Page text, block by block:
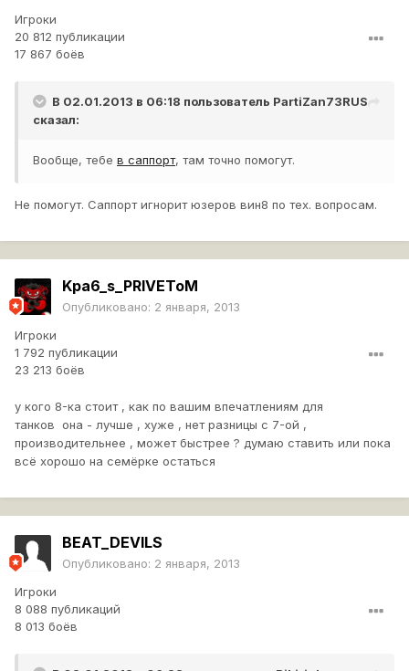
Игроки
20 812 публикации
17 867 боёв
В 02.01.2013 в 06:18 пользователь PartiZan73RUS
сказал:
Вообще, тебе в саппорт, там точно помогут.
Не помогут. Саппорт игнорит юзеров вин8 по тех. вопросам.
Kpa6_s_PRIVEToM
Опубликовано: 2 января, 2013
Игроки
1 792 публикации
23 213 боёв
у кого 8-ка стоит , как по вашим впечатлениям для
танков она - лучше , хуже , нет разницы с 7-ой ,
производительнее , может быстрее ? думаю ставить или пока
всё хорошо на семёрке остаться
BEAT_DEVILS
Опубликовано: 2 января, 2013
Игроки
8 088 публикаций
8 013 боёв